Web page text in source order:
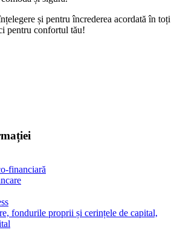
și pentru încrederea acordată în toți
pentru confortul tău!
financiară
fondurile proprii și cerințele de capital,